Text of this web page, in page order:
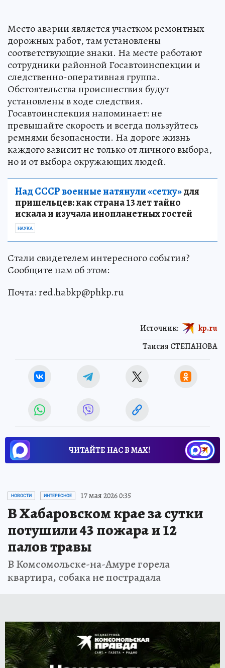
Место аварии является участком ремонтных
дорожных работ, там установлены
соответствующие знаки. На месте работают
сотрудники районной Госавтоинспекции и
следственно-оперативная группа.
Обстоятельства происшествия будут
установлены в ходе следствия.
Госавтоинспекция напоминает: не
превышайте скорость и всегда пользуйтесь
ремнями безопасности. На дороге жизнь
каждого зависит не только от личного выбора,
но и от выбора окружающих людей.
Над СССР военные натянули «сетку»для
пришельцев: как страна 13 лет тайно
искала и изучала инопланетных гостей
НАУКА
Стали свидетелем интересного события?
Сообщите нам об этом:
Почта: red.habkp@phkp.ru
Таисия СТЕПАНОВА
Источник: kp.ru
ЧИТАЙТЕ НАС В МАХ!
НОВОСТИ ИНТЕРЕСНОЕ 17 мая 2026 0:35
В Хабаровском крае за сутки
потушили 43 пожара и 12
палов травы
В Комсомольске-на-Амуре горела
квартира, собака не пострадала